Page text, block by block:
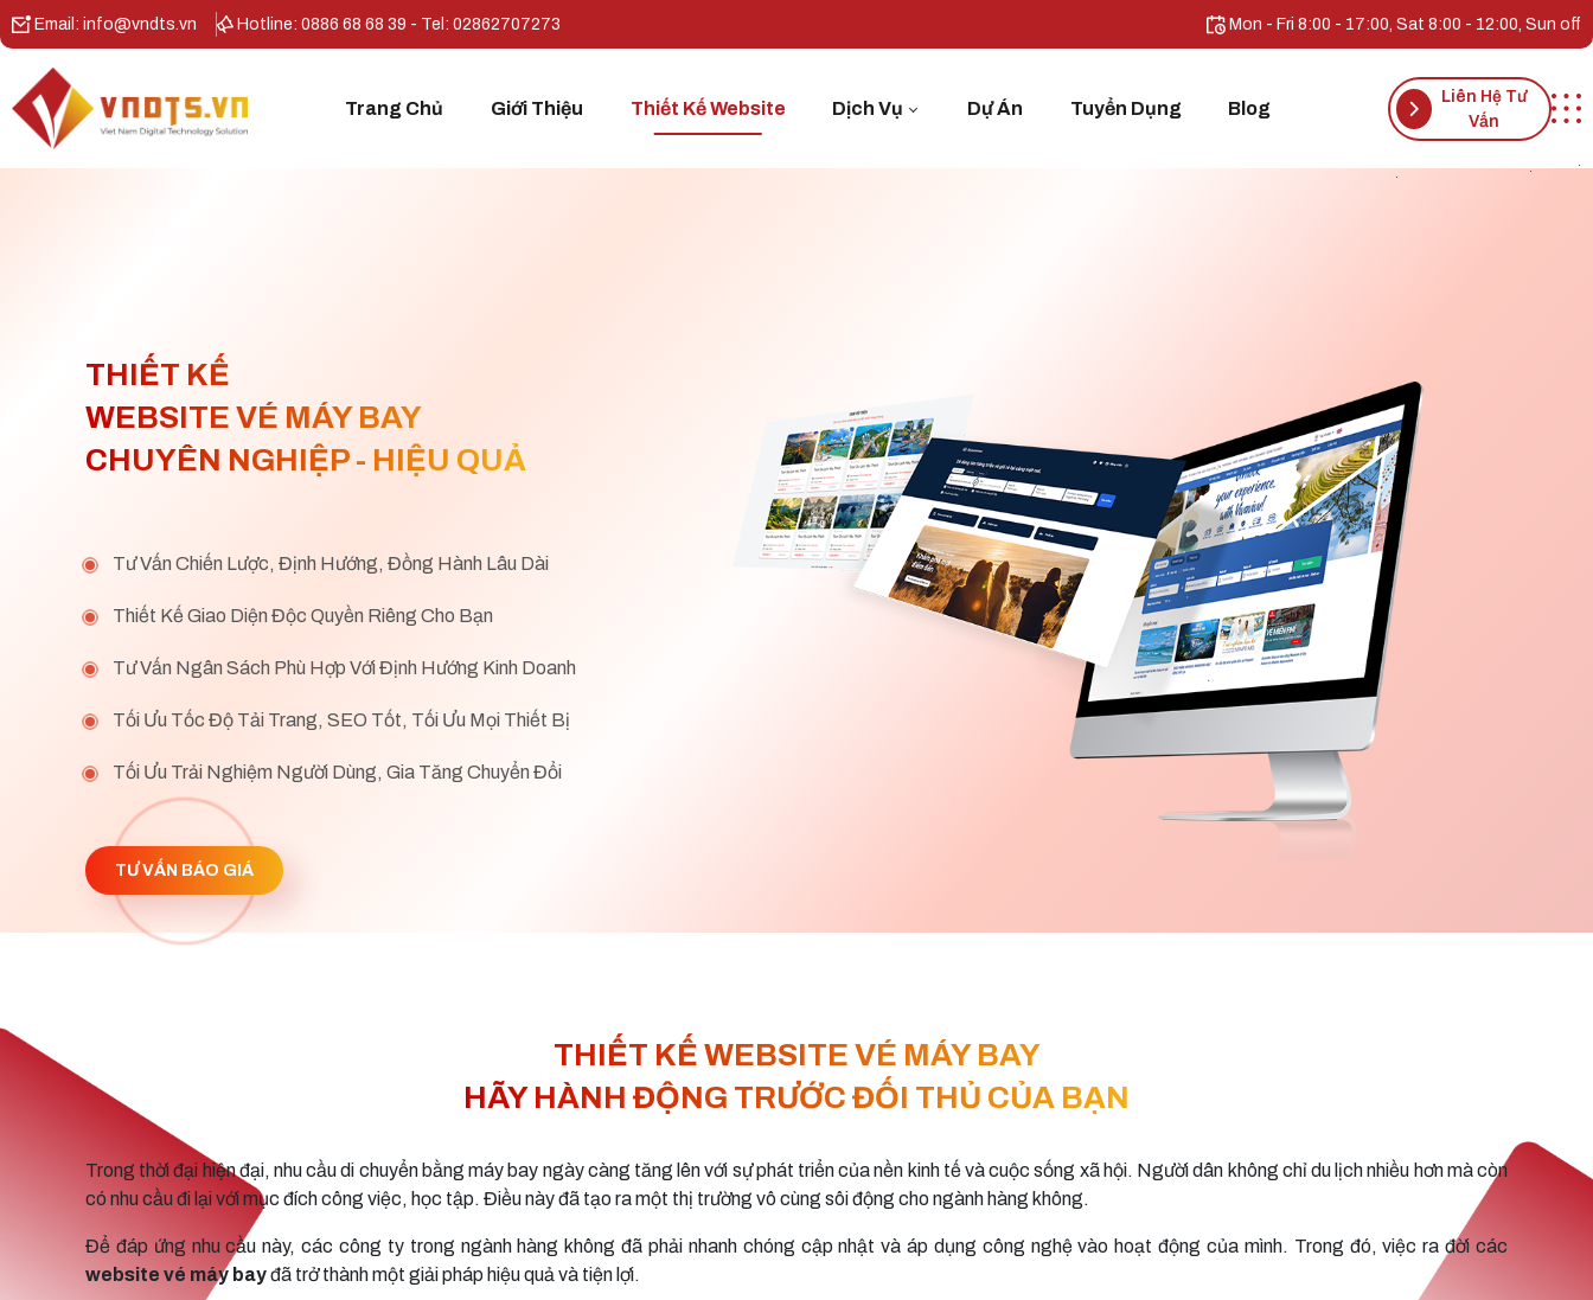
Email: info@vndts.vn Hotline: 0886 68 68 39 - Tel: 02862707273 Mon - Fri 8:00 - 17:00, Sat 8:00 - 12:00, Sun off
Trang Chủ Giới Thiệu Thiết Kế Website Dịch Vụ Dự Án Tuyển Dụng Blog
Liên Hệ Tư
Vấn
THIẾT KẾ
WEBSITE VÉ MÁY BAY
CHUYÊN NGHIỆP - HIỆU QUẢ
Tư Vấn Chiến Lược, Định Hướng, Đồng Hành Lâu Dài
Thiết Kế Giao Diện Độc Quyền Riêng Cho Bạn
Tư Vấn Ngân Sách Phù Hợp Với Định Hướng Kinh Doanh
Tối Ưu Tốc Độ Tải Trang, SEO Tốt, Tối Ưu Mọi Thiết Bị
Tối Ưu Trải Nghiệm Người Dùng, Gia Tăng Chuyển Đổi
TƯ VẤN BÁO GIÁ
THIẾT KẾ WEBSITE VÉ MÁY BAY
HÃY HÀNH ĐỘNG TRƯỚC ĐỐI THỦ CỦA BẠN
Trong thời đại hiện đại, nhu cầu di chuyển bằng máy bay ngày càng tăng lên với sự phát triển của nền kinh tế và cuộc sống xã hội. Người dân không chỉ du lịch nhiều hơn mà còn
có nhu cầu đi lại với mục đích công việc, học tập. Điều này đã tạo ra một thị trường vô cùng sôi động cho ngành hàng không.
Để đáp ứng nhu cầu này, các công ty trong ngành hàng không đã phải nhanh chóng cập nhật và áp dụng công nghệ vào hoạt động của mình. Trong đó, việc ra đời các
website vé máy bayđã trở thành một giải pháp hiệu quả và tiện lợi.